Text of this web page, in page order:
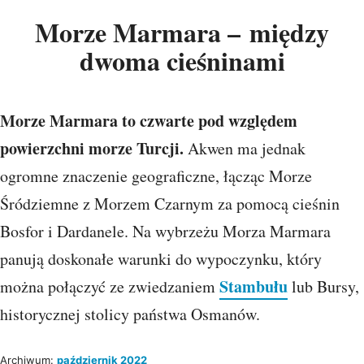
Morze Marmara – między
dwoma cieśninami
Morze Marmara to czwarte pod względem
powierzchni morze Turcji. Akwen ma jednak
ogromne znaczenie geograficzne, łącząc Morze
Śródziemne z Morzem Czarnym za pomocą cieśnin
Bosfor i Dardanele. Na wybrzeżu Morza Marmara
panują doskonałe warunki do wypoczynku, który
można połączyć ze zwiedzaniemStambułulub Bursy,
historycznej stolicy państwa Osmanów.
Archiwum: październik 2022